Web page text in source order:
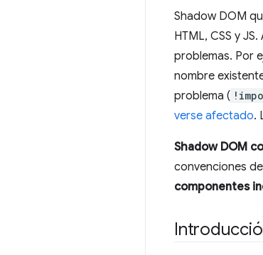
Shadow DOM
HTML, CSS y
problemas. Por
nombre
problema (
verse afectado.
Shadow DOM
convenciones
componentes